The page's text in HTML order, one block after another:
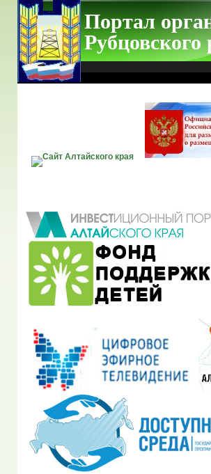
Портал